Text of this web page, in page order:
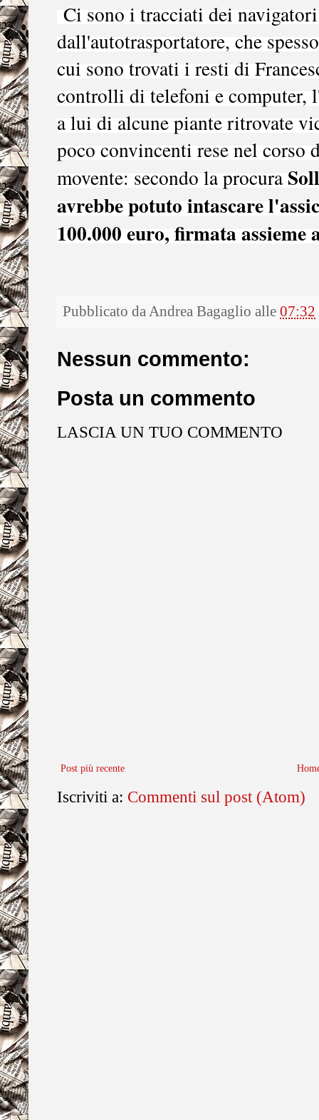
Ci sono i tracciati dei
dall'autotrasportatore, che
cui sono trovati i resti di
controlli di telefoni e computer,
a lui di alcune piante ritrovate
poco convincenti rese nel
movente: secondo la procura
avrebbe potuto intascare
100.000 euro, firmata assieme
Pubblicato daAndrea Bagaglio alle 07:32
Nessun commento:
Posta un commento
LASCIA UN TUO COMMENTO
Post più recente
Iscriviti a: Commenti sul post (Atom)